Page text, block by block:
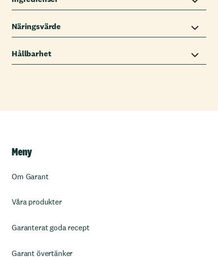
Näringsvärde
Hållbarhet
Meny
Om Garant
Våra produkter
Garanterat goda recept
Garant övertänker